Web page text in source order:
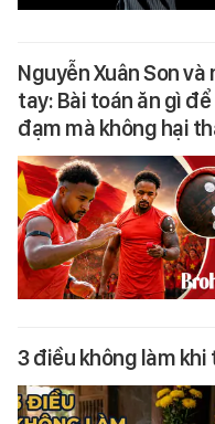
Nguyễn Xuân Son
tay: Bài toán ăn gì
đạm mà không hại
3 điều không làm